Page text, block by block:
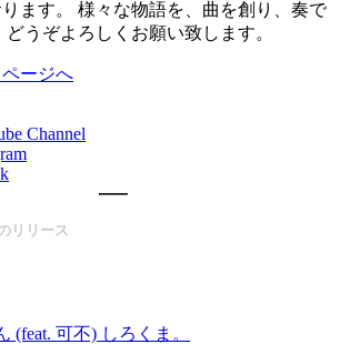
ます。 様々な物語を、曲を創り、奏で
うぞよろしくお願い致します。
ージへ
リリース
(feat. 可不) しろくま。